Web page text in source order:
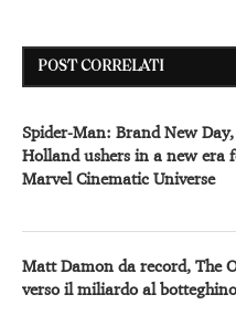
POST CORRELATI
Spider-Man: Brand New
Holland ushers in a new era
Marvel Cinematic Universe
Matt Damon da record, The
verso il miliardo al botteghino